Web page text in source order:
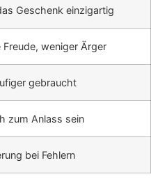
Geschenk einzigartig
Freude, weniger Ärger
gebraucht
zum Anlass sein
bei Fehlern